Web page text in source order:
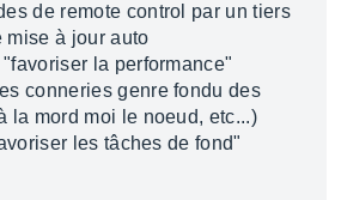
de remote control par un tiers
mise à jour auto
la performance"
conneries genre fondu des
la mord moi le noeud, etc...)
les tâches de fond"